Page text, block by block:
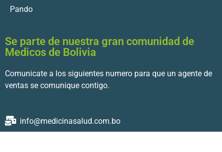
Pando
Se parte de nuestra gran comunidad de
Medicos de Bolivia
Comunicate a los siguientes numero para que un agente de
ventas se comunique contigo.
info@medicinasalud.com.bo